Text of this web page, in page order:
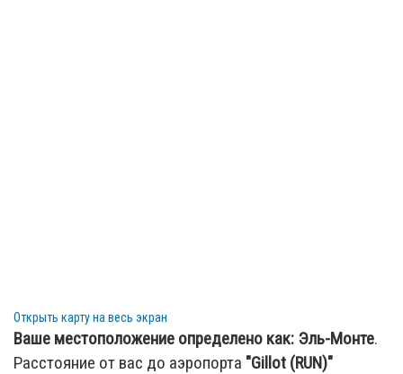
Открыть карту на весь экран
Ваше местоположение определено как: Эль-Монте.
Расстояние от вас до аэропорта "Gillot (RUN)"